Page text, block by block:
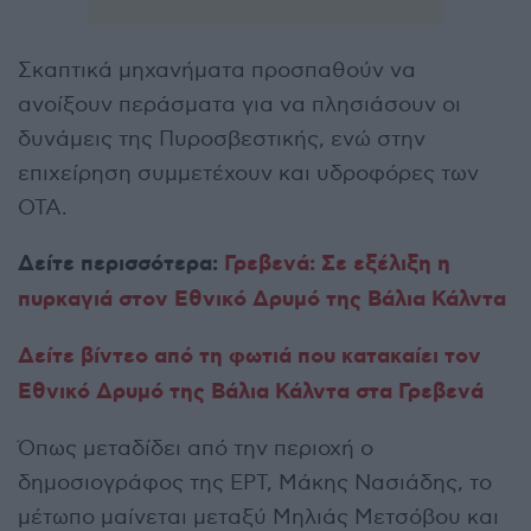
Σκαπτικά μηχανήματα προσπαθούν να
ανοίξουν περάσματα για να πλησιάσουν οι
δυνάμεις της Πυροσβεστικής, ενώ στην
επιχείρηση συμμετέχουν και υδροφόρες των
ΟΤΑ.
Δείτε περισσότερα: Γρεβενά: Σε εξέλιξη η
πυρκαγιά στον Εθνικό Δρυμό της Βάλια Κάλντα
Δείτε βίντεο από τη φωτιά που κατακαίει τον
Εθνικό Δρυμό της Βάλια Κάλντα στα Γρεβενά
Όπως μεταδίδει από την περιοχή ο
δημοσιογράφος της ΕΡΤ, Μάκης Νασιάδης, το
μέτωπο μαίνεται μεταξύ Μηλιάς Μετσόβου και